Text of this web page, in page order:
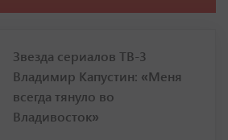
Звезда сериалов ТВ-3
Владимир Капустин: «Меня
всегда тянуло во
Владивосток»